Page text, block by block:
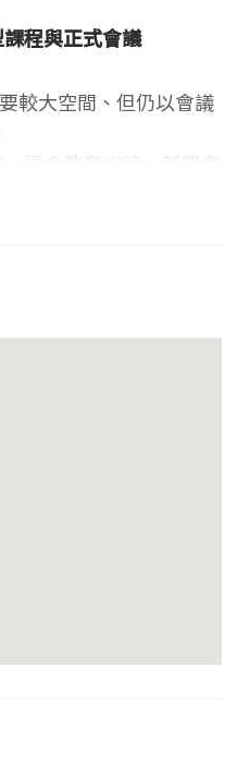
程與正式會議
較大空間、但仍以會議
適合教育訓練、部門會